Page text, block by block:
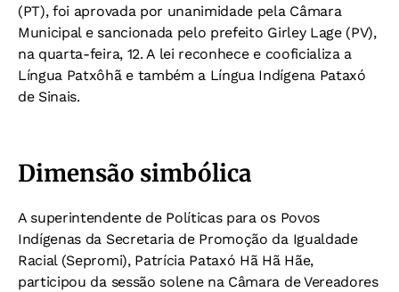
(PT), foi aprovada por unanimidade pela Câmara
Municipal e sancionada pelo prefeito Girley Lage (PV),
na quarta-feira, 12. A lei reconhece e cooficializa a
Língua Patxôhã e também a Língua Indígena Pataxó
de Sinais.
Dimensão simbólica
A superintendente de Políticas para os Povos
Indígenas da Secretaria de Promoção da Igualdade
Racial (Sepromi), Patrícia Pataxó Hã Hã Hãe,
participou da sessão solene na Câmara de Vereadores